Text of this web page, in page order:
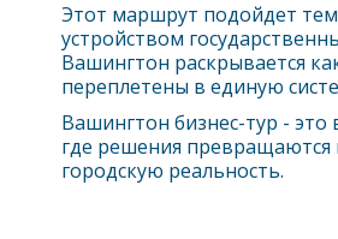
Этот маршрут подойдет
устройством
Вашингтон раскрывается
переплетены в единую
Вашингтон бизнес-тур - это
где решения
городскую реальность.